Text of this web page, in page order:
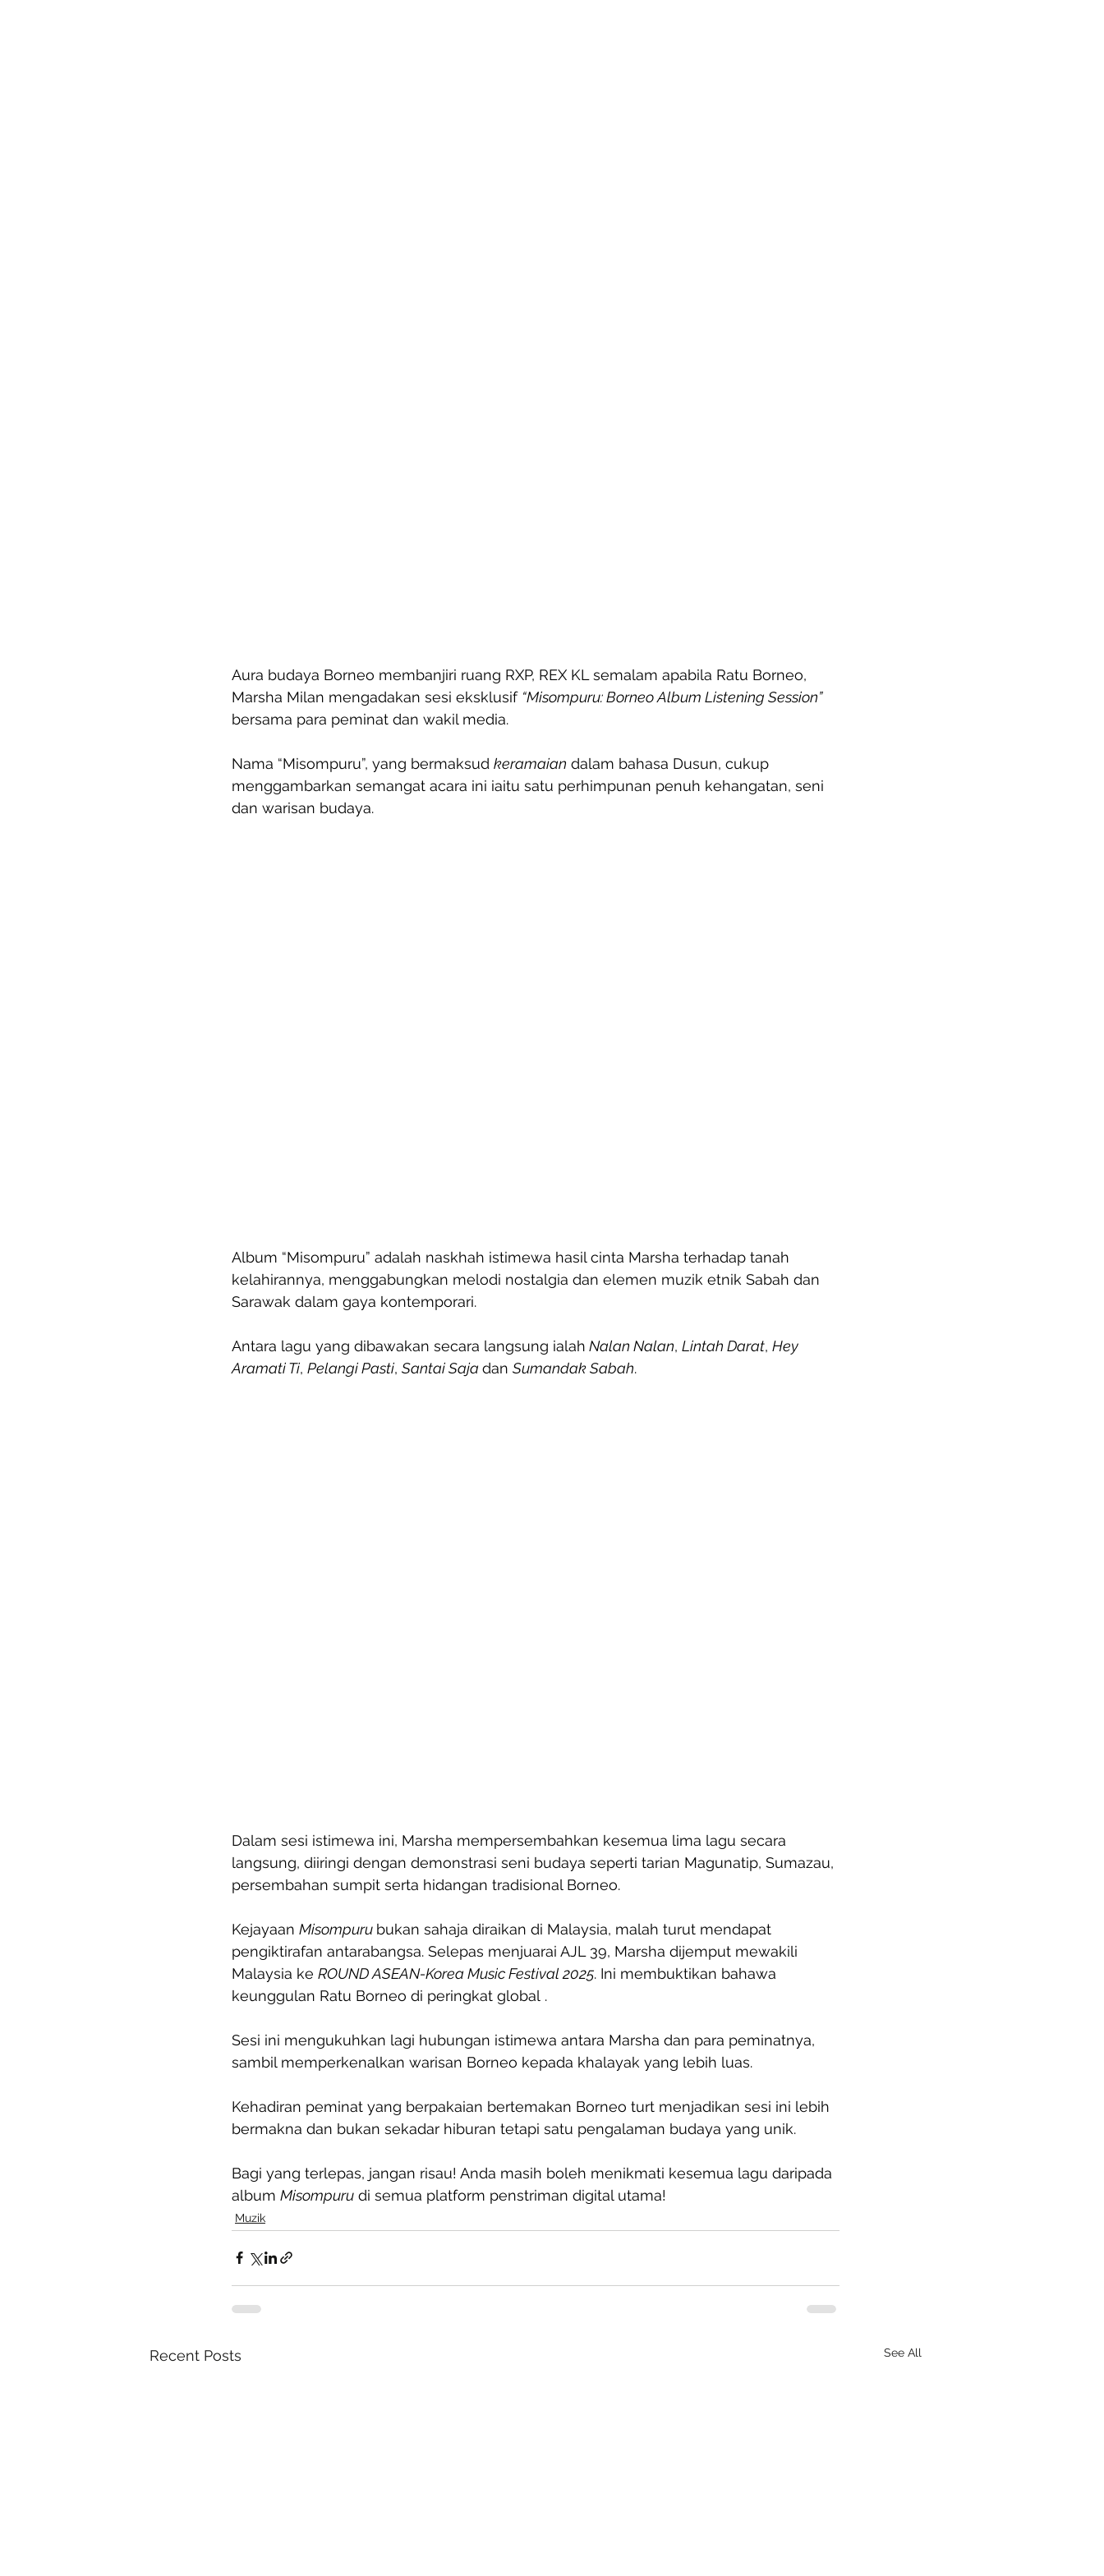
Aura budaya Borneo membanjiri ruang RXP, REX KL semalam apabila Ratu Borneo,
Marsha Milan mengadakan sesi eksklusif “Misompuru: Borneo Album Listening Session”
bersama para peminat dan wakil media.
Nama “Misompuru”, yang bermaksud keramaian dalam bahasa Dusun, cukup
menggambarkan semangat acara ini iaitu satu perhimpunan penuh kehangatan, seni
dan warisan budaya.
Album “Misompuru” adalah naskhah istimewa hasil cinta Marsha terhadap tanah
kelahirannya, menggabungkan melodi nostalgia dan elemen muzik etnik Sabah dan
Sarawak dalam gaya kontemporari.
Antara lagu yang dibawakan secara langsung ialah Nalan Nalan, Lintah Darat, Hey
Aramati Ti, Pelangi Pasti, Santai Saja dan Sumandak Sabah.
Dalam sesi istimewa ini, Marsha mempersembahkan kesemua lima lagu secara
langsung, diiringi dengan demonstrasi seni budaya seperti tarian Magunatip, Sumazau,
persembahan sumpit serta hidangan tradisional Borneo.
Kejayaan Misompuru bukan sahaja diraikan di Malaysia, malah turut mendapat
pengiktirafan antarabangsa. Selepas menjuarai AJL 39, Marsha dijemput mewakili
Malaysia ke ROUND ASEAN-Korea Music Festival 2025. Ini membuktikan bahawa
keunggulan Ratu Borneo di peringkat global .
Sesi ini mengukuhkan lagi hubungan istimewa antara Marsha dan para peminatnya,
sambil memperkenalkan warisan Borneo kepada khalayak yang lebih luas.
Kehadiran peminat yang berpakaian bertemakan Borneo turt menjadikan sesi ini lebih
bermakna dan bukan sekadar hiburan tetapi satu pengalaman budaya yang unik.
Bagi yang terlepas, jangan risau! Anda masih boleh menikmati kesemua lagu daripada
album Misompuru di semua platform penstriman digital utama!
Muzik
Recent Posts See All